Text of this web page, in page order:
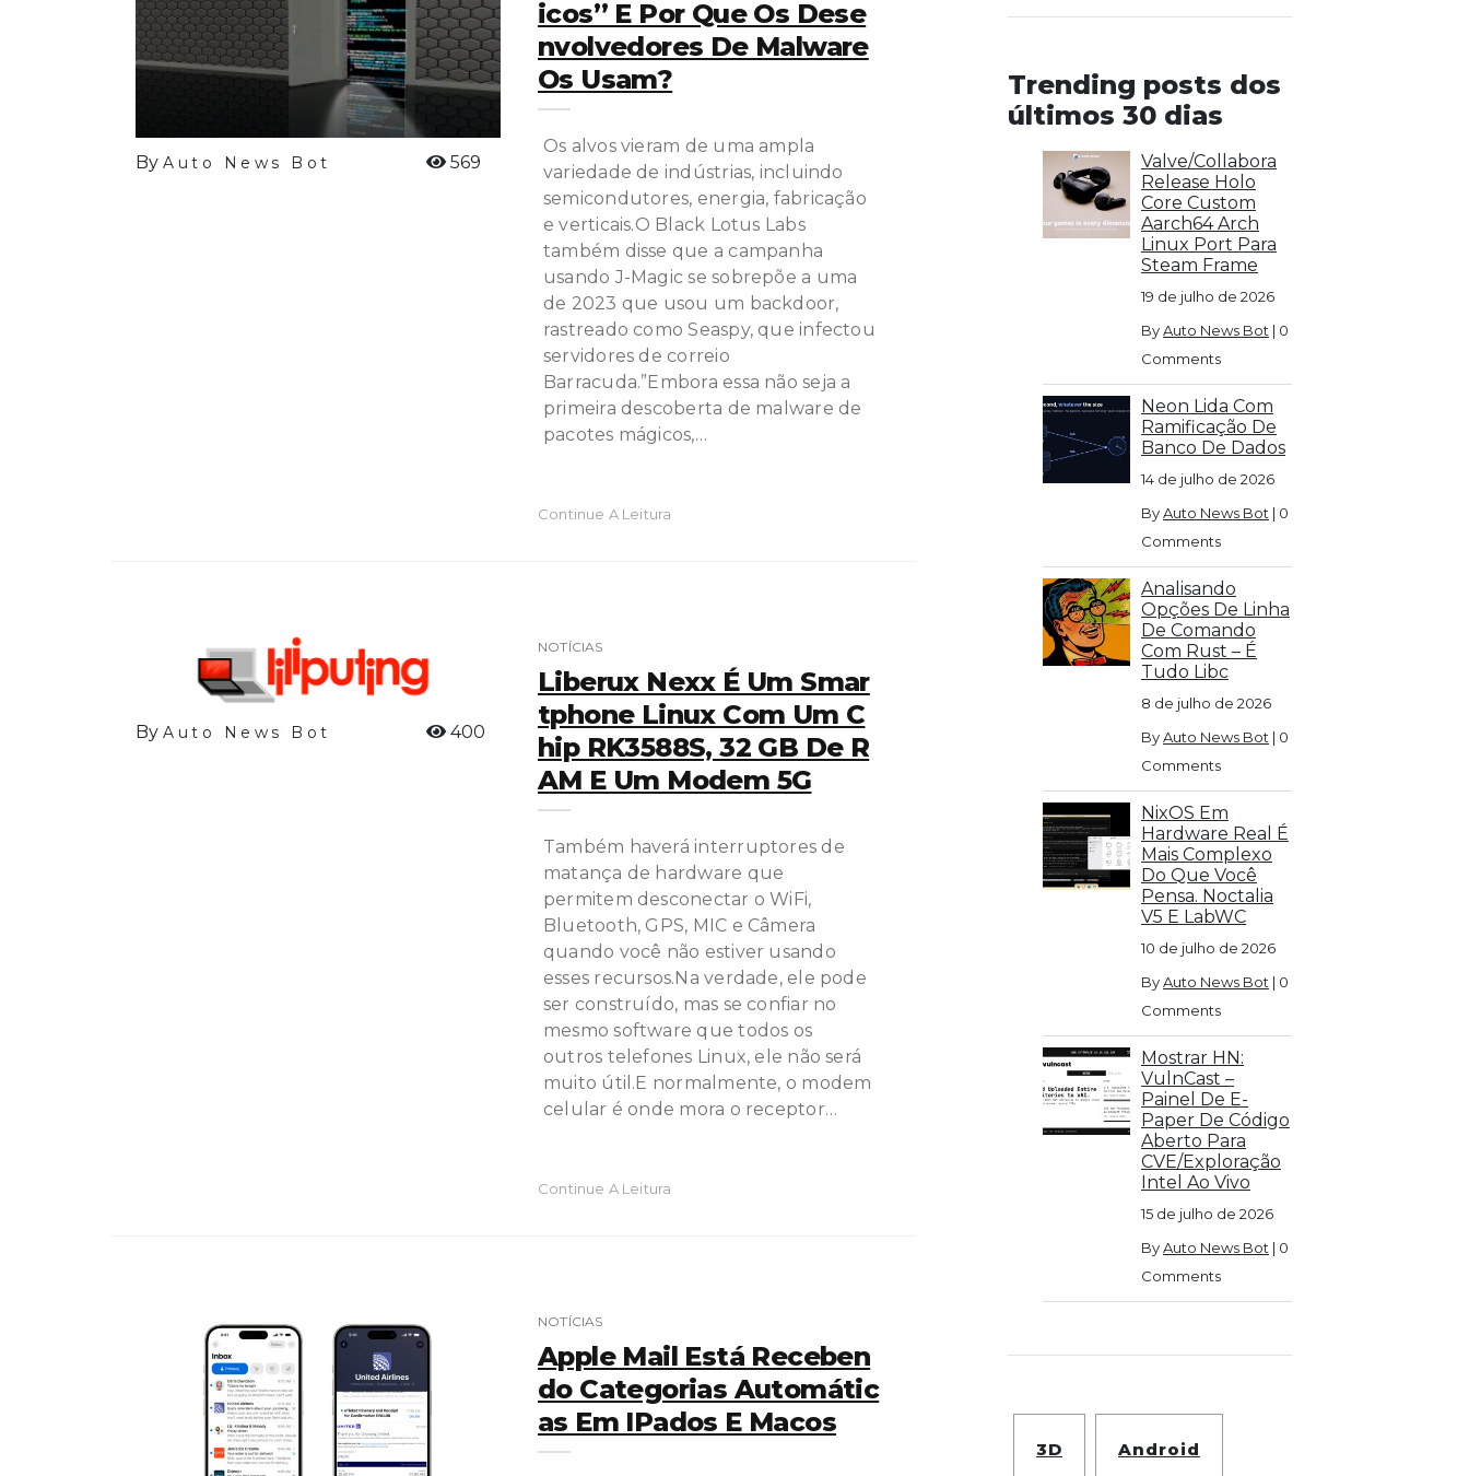
By Auto News Bot 569
Icos” E Por Que Os Dese
Nvolvedores De Malware
Os Usam?
Os alvos vieram de uma ampla
variedade de indústrias, incluindo
semicondutores, energia, fabricação
e verticais.O Black Lotus Labs
também disse que a campanha
usando J-Magic se sobrepõe a uma
de 2023 que usou um backdoor,
rastreado como Seaspy, que infectou
servidores de correio
Barracuda.”Embora essa não seja a
primeira descoberta de malware de
pacotes mágicos,…
Continue A Leitura
By Auto News Bot 400
NOTÍCIAS
Liberux Nexx É Um Smar
Tphone Linux Com Um C
Hip RK3588S, 32 GB De R
AM E Um Modem 5G
Também haverá interruptores de
matança de hardware que
permitem desconectar o WiFi,
Bluetooth, GPS, MIC e Câmera
quando você não estiver usando
esses recursos.Na verdade, ele pode
ser construído, mas se confiar no
mesmo software que todos os
outros telefones Linux, ele não será
muito útil.E normalmente, o modem
celular é onde mora o receptor…
Continue A Leitura
NOTÍCIAS
Apple Mail Está Receben
Do Categorias Automátic
As Em IPados E Macos
Trending posts dos
últimos 30 dias
Valve/Collabora
Release Holo
Core Custom
Aarch64 Arch
Linux Port Para
Steam Frame
19 de julho de 2026
ByAuto News Bot | 0
Comments
Neon Lida Com
Ramificação De
Banco De Dados
14 de julho de 2026
ByAuto News Bot | 0
Comments
Analisando
Opções De Linha
De Comando
Com Rust – É
Tudo Libc
8 de julho de 2026
ByAuto News Bot | 0
Comments
NixOS Em
Hardware Real É
Mais Complexo
Do Que Você
Pensa. Noctalia
V5 E LabWC
10 de julho de 2026
ByAuto News Bot | 0
Comments
Mostrar HN:
VulnCast –
Painel De E-
Paper De Código
Aberto Para
CVE/exploração
Intel Ao Vivo
15 de julho de 2026
ByAuto News Bot | 0
Comments
3D Android